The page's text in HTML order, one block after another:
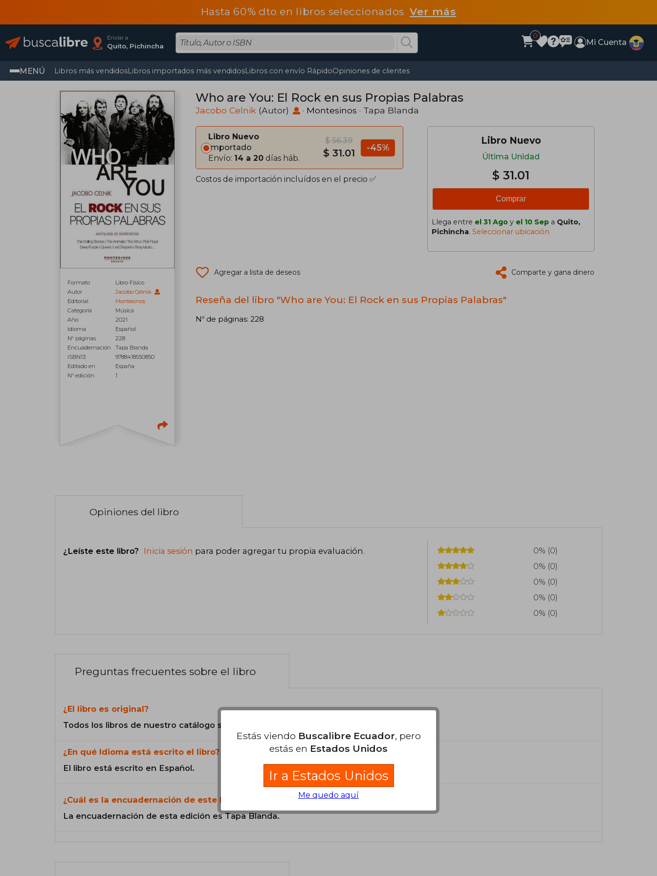
Hasta 60% dto en libros seleccionadosVer más
Enviar a
Quito, Pichincha
0
Mi Cuenta
MENÚ Libros más vendidosLibros importados más vendidosLibros con envío RápidoOpiniones de clientes
Formato
Libro Físico
Autor
Jacobo Celnik
Editorial
Montesinos
Categoría
Música
Año
2021
Idioma
Español
N° páginas
228
Encuadernación
Tapa Blanda
ISBN13
9788418550850
Editado en
España
N° edición
1
Who are You: El Rock en sus Propias Palabras
Jacobo Celnik (Autor) · Montesinos · Tapa Blanda
Libro Nuevo
Importado
Envío: 14 a 20 días háb.
$ 56.39
$ 31.01 -45%
Costos de importación incluídos en el precio ✅
Libro Nuevo
Última Unidad
$ 31.01
Comprar
Llega entre el 31 Ago y el 10 Sep a Quito,
Pichincha. Seleccionar ubicación
Agregar a lista de deseos Comparte y gana dinero
Reseña del libro "Who are You: El Rock en sus Propias Palabras"
Nº de páginas: 228
Opiniones del libro
¿Leíste este libro? Inicia sesión para poder agregar tu propia evaluación.
0% (0)
0% (0)
0% (0)
0% (0)
0% (0)
Preguntas frecuentes sobre el libro
¿El libro es original?
Todos los libros de nuestro catálogo son Originales.
¿En qué Idioma está escrito el libro?
El libro está escrito en Español.
¿Cuál es la encuadernación de este libro?
La encuadernación de esta edición es Tapa Blanda.
Estás viendo Buscalibre Ecuador, pero
estás en Estados Unidos
Ir a Estados Unidos
Me quedo aquí